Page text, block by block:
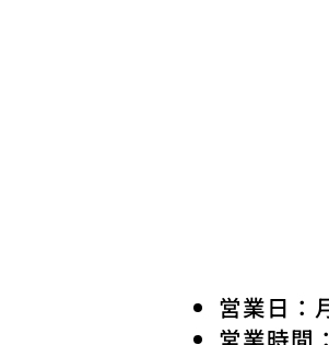
営業日：
営業時間